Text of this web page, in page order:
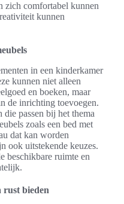
zich comfortabel kunnen
kunnen
in een kinderkamer
kunnen niet alleen
en boeken, maar
de inrichting toevoegen.
passen bij het thema
zoals een bed met
dat kan worden
ook uitstekende keuzes.
beschikbare ruimte en
rust bieden